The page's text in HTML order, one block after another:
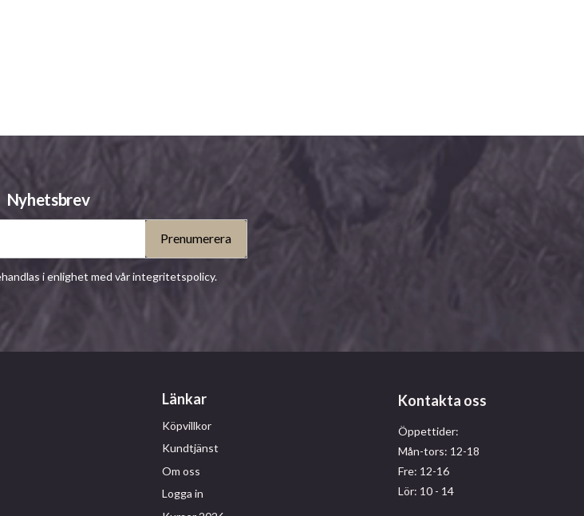
Nyhetsbrev
Prenumerera
i enlighet med vårintegritetspolicy.
Länkar
Köpvillkor
Kundtjänst
Om oss
Logga in
Kontakta oss
Öppettider:
Mån-tors: 12-18
Fre: 12-16
Lör: 10 - 14